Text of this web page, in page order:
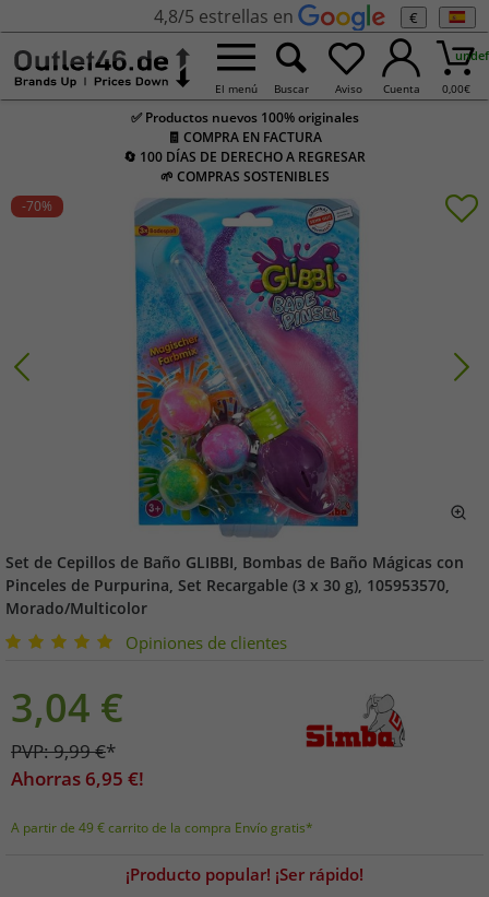
4,8/5 estrellas en €
El menú Buscar Aviso Cuenta 0,00€
✅ Productos nuevos 100% originales
🧾 COMPRA EN FACTURA
🔄 100 DÍAS DE DERECHO A REGRESAR
🌱 COMPRAS SOSTENIBLES
-70%
Set de Cepillos de Baño GLIBBI, Bombas de Baño Mágicas con
Pinceles de Purpurina, Set Recargable (3 x 30 g), 105953570,
Morado/Multicolor
Opiniones de clientes
3,04 €
PVP:9,99€*
Ahorras 6,95 €!
A partir de 49 € carrito de la compra Envío gratis*
¡Producto popular! ¡Ser rápido!